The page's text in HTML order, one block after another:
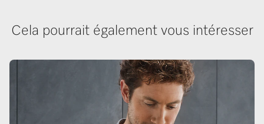
Cela pourrait également vous intéresser